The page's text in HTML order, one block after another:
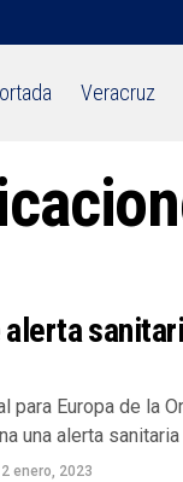
Veracruz
para Europa de la
una alerta
enero, 2023